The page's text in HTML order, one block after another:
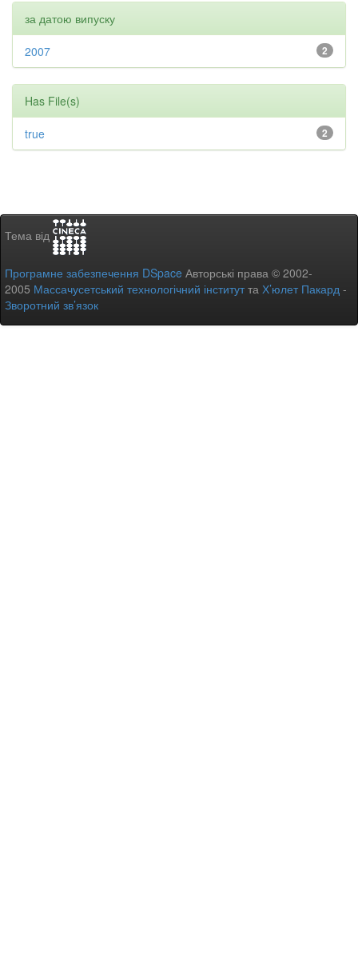
за датою випуску
2
2007
Has File(s)
2
true
Тема від
Програмне забезпечення DSpace Авторські права © 2002-
2005 Массачусетський технологічний інститутта Х’юлет Пакард -
Зворотний зв’язок